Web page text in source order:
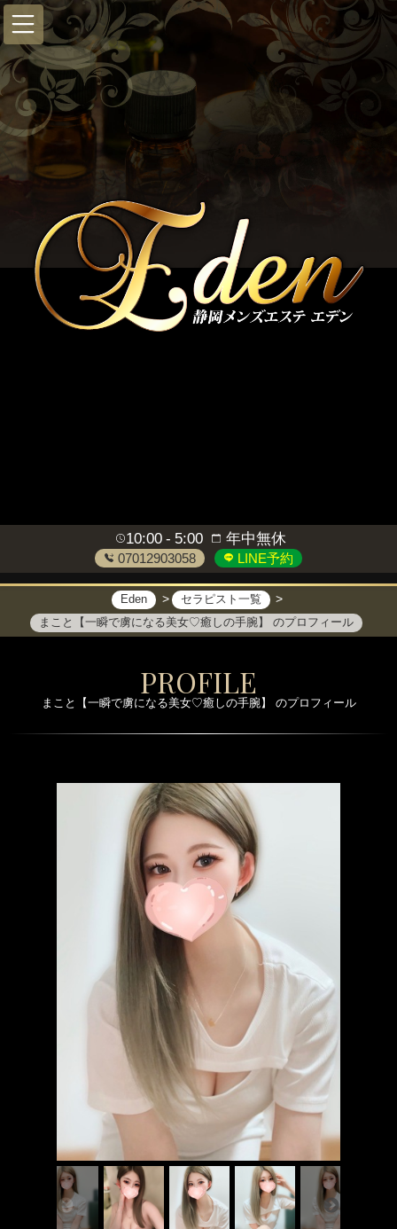
10:00 5:00 年中無休
07012903058 LINE予約
Eden
セラピスト一覧
まこと【一瞬で虜になる美女♡癒しの手腕】 のプロフィール
PROFILE
まこと【一瞬で虜になる美女♡癒しの手腕】 のプロフィール